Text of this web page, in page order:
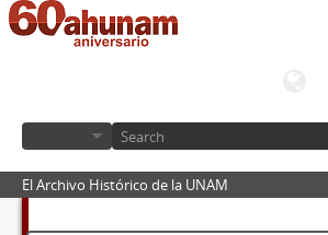
El Archivo Histórico de la UNAM